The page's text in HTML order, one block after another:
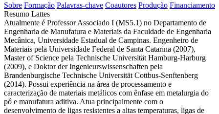
Sobre Formação Palavras-chave Coautores Produção Financiamento
Resumo Lattes
Atualmente é Professor Associado I (MS5.1) no Departamento de
Engenharia de Manufatura e Materiais da Faculdade de Engenharia
Mecânica, Universidade Estadual de Campinas. Engenheiro de
Materiais pela Universidade Federal de Santa Catarina (2007),
Master of Science pela Technische Universität Hamburg-Harburg
(2009), e Doktor der Ingenieurswissenschaften pela
Brandenburgische Technische Universität Cottbus-Senftenberg
(2014). Possui experiência na área de processamento e
caracterização de materiais metálicos com ênfase em metalurgia do
pó e manufatura aditiva. Atua principalmente com o
desenvolvimento de ligas resistentes a altas temperaturas, ligas de